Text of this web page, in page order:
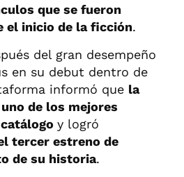
que se fueron
el inicio de la ficción.
del gran desempeño
en su debut dentro de
informó que la
de los mejores
y logró
tercer estreno de
de su historia.